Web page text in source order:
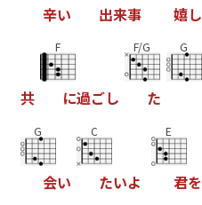
辛い 出来事 嬉し
共
F
に過ごし
F/G
た
G
G
会い
C
たいよ
E
君を